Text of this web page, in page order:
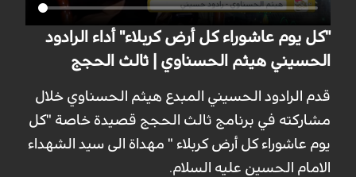
"كل يوم عاشوراء كل أرض كربلاء" أداء الرادود
الحسيني هيثم الحسناوي | ثالث الحجج
قدم الرادود الحسيني المبدع هيثم الحسناوي خلال
مشاركته في برنامج ثالث الحجج قصيدة خاصة "كل
یوم عاشوراء كل أرض كربلاء " مهداة الى سيد الشهداء
الامام الحسين عليه السلام.